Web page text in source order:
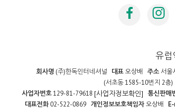
유럽
회사명 (주)한독인터네셔널 대표오상배 주소 서울
(서초동 1585-10번지 2층)
사업자번호129-81-79618 [사업자정보확인] 통신판매
대표전화02-522-0869 개인정보보호책임자오상배